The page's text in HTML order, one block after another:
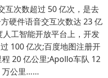
互次数超过 50 亿次，是去
硬件语音交互次数达 23 亿
工智能开放平台上，开发
100 亿次;百度地图注册开
20 亿公里;Apollo车队 12
万公里……